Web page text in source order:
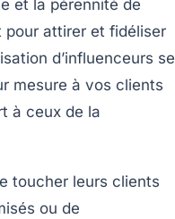
et la pérennité de
pour attirer et fidéliser
d’influenceurs se
mesure à vos clients
à ceux de la
toucher leurs clients
ou de